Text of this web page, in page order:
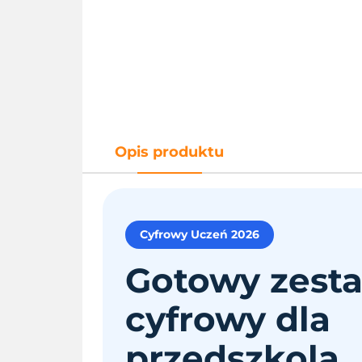
Opis produktu
Cyfrowy Uczeń 2026
Gotowy
cyfrowy dla